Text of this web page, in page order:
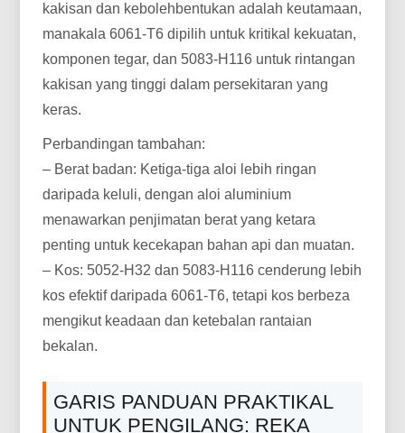
kakisan dan kebolehbentukan adalah keutamaan,
manakala 6061-T6 dipilih untuk kritikal kekuatan,
komponen tegar, dan 5083-H116 untuk rintangan
kakisan yang tinggi dalam persekitaran yang
keras.
Perbandingan tambahan:
– Berat badan: Ketiga-tiga aloi lebih ringan
daripada keluli, dengan aloi aluminium
menawarkan penjimatan berat yang ketara
penting untuk kecekapan bahan api dan muatan.
– Kos: 5052-H32 dan 5083-H116 cenderung lebih
kos efektif daripada 6061-T6, tetapi kos berbeza
mengikut keadaan dan ketebalan rantaian
bekalan.
GARIS PANDUAN PRAKTIKAL
UNTUK PENGILANG: REKA